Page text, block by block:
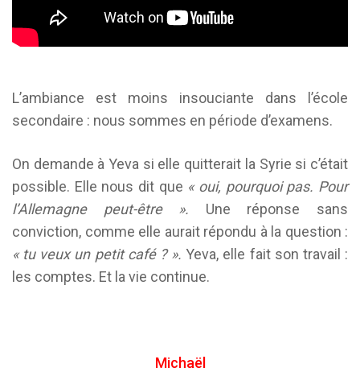
L’ambiance est moins insouciante dans l’école
secondaire : nous sommes en période d’examens.
On demande à Yeva si elle quitterait la Syrie si c’était
possible. Elle nous dit que « oui, pourquoi pas. Pour
l’Allemagne peut-être ». Une réponse sans
conviction, comme elle aurait répondu à la question :
« tu veux un petit café ? ». Yeva, elle fait son travail :
les comptes. Et la vie continue.
Michaël